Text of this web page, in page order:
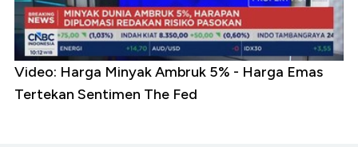
Video: Harga Minyak Ambruk 5% - Harga Emas
Tertekan Sentimen The Fed